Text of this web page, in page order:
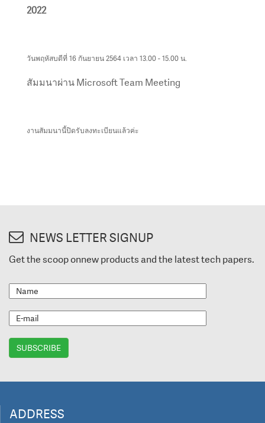
2022
วันพฤหัสบดีที่ 16 กันยายน 2564 เวลา 13.00 - 15.00 น.
สัมมนาผ่าน Microsoft Team Meeting
งานสัมมนานี้ปิดรับลงทะเบียนแล้วค่ะ
NEWS LETTER SIGNUP
Get the scoop onnew products and the latest tech papers.
ADDRESS